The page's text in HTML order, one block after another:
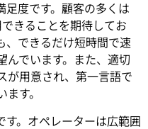
足度です。顧客の多くは
きることを期待してお
、できるだけ短時間で速
んでいます。また、適切
が用意され、第一言語で
す。
。オペレーターは広範囲